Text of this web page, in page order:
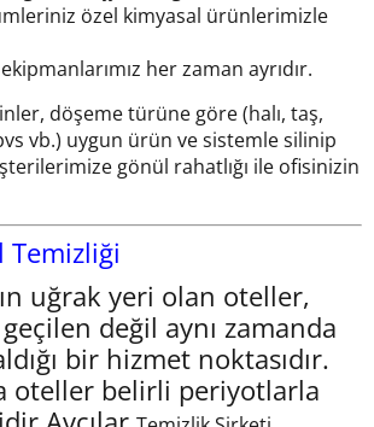
özel kimyasal ürünlerimizle
her zaman ayrıdır.
döşeme türüne göre (halı, taş,
vb.) uygun ürün ve sistemle silinip
gönül rahatlığı ile ofisinizin
Temizliği
uğrak yeri olan oteller,
değil aynı zamanda
bir hizmet noktasıdır.
oteller belirli periyotlarla